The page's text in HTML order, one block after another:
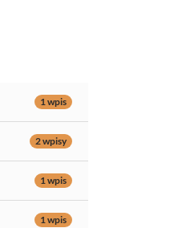
1 wpis
2 wpisy
1 wpis
1 wpis